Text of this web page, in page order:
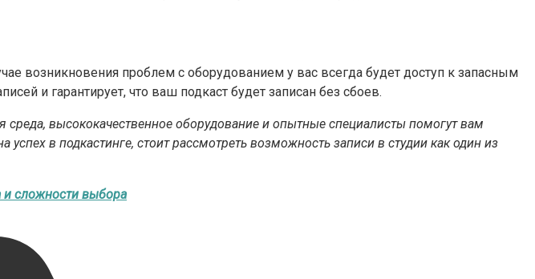
возникновения проблем с оборудованием у вас всегда будет доступ к запасным
и гарантирует, что ваш подкаст будет записан без сбоев.
среда, высококачественное оборудование и опытные специалисты помогут вам
в подкастинге, стоит рассмотреть возможность записи в студии как один из
и сложности выбора